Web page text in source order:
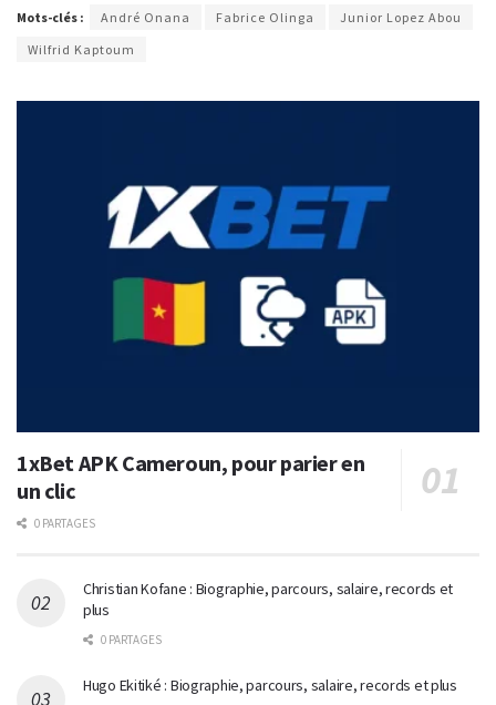
Mots-clés : André Onana Fabrice Olinga
Junior Lopez Abou
Wilfrid Kaptoum
1xBet APK Cameroun, pour parier en
un clic
0 PARTAGES
Christian Kofane : Biographie, parcours, salaire, records et
plus
0 PARTAGES
Hugo Ekitiké : Biographie, parcours, salaire, records et plus